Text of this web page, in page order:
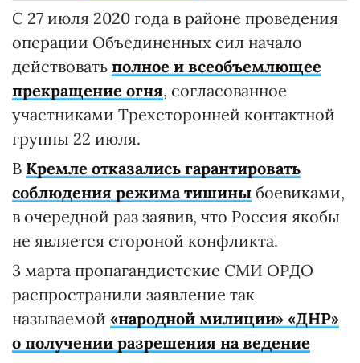
С 27 июля 2020 года в районе проведения
операции Объединенных сил начало
действовать полное и всеобъемлющее
прекращение огня, согласованное
участниками Трехсторонней контактной
группы 22 июля.
В Кремле отказались гарантировать
соблюдения режима тишины боевиками,
в очередной раз заявив, что Россия якобы
не является стороной конфликта.
3 марта пропагандистские СМИ ОРДО
распространили заявление так
называемой «народной милиции» «ДНР»
о получении разрешения на ведение